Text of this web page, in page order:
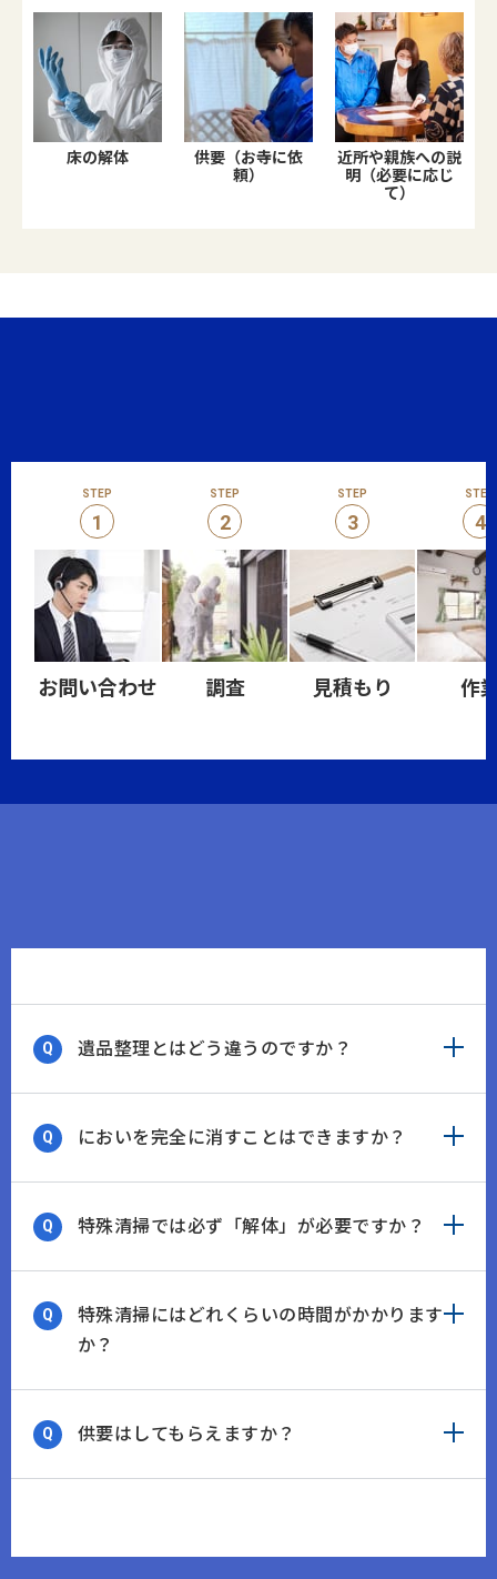
床の解体
供要（お寺に依
頼）
近所や親族への説
明（必要に応じ
て）
STEP
1
お問い合わせ
STEP
2
調査
STEP
3
見積もり
STEP
4
作
遺品整理とはどう違うのですか？
においを完全に消すことはできますか？
特殊清掃では必ず「解体」が必要ですか？
特殊清掃にはどれくらいの時間がかかります
か？
供要はしてもらえますか？